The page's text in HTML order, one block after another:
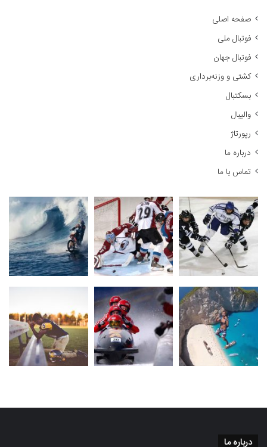
صفحه اصلی
فوتبال ملی
فوتبال جهان
کشتی و وزنه‌برداری
بسکتبال
والیبال
رپورتاژ
درباره ما
تماس با ما
درباره ما